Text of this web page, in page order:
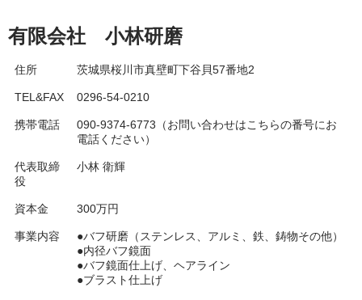
有限会社 小林研磨
住所 茨城県桜川市真壁町下谷貝57番地2
TEL&FAX 0296-54-0210
携帯電話
090-9374-6773（お問い合わせはこちらの番号にお
電話ください）
代表取締
役
小林 衛輝
資本金 300万円
事業内容
●バフ研磨（ステンレス、アルミ、鉄、鋳物その他）
●内径バフ鏡面
●バフ鏡面仕上げ、ヘアライン
●ブラスト仕上げ